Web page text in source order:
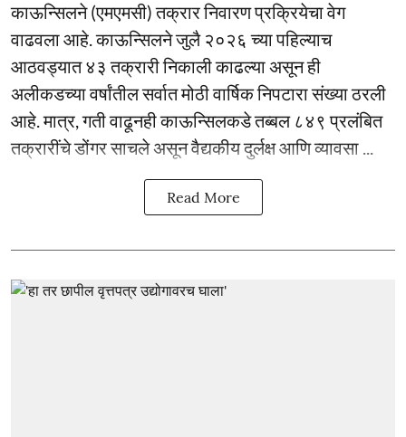
काऊन्सिलने (एमएमसी) तक्रार निवारण प्रक्रियेचा वेग
वाढवला आहे. काऊन्सिलने जुलै २०२६ च्या पहिल्याच
आठवड्यात ४३ तक्रारी निकाली काढल्या असून ही
अलीकडच्या वर्षांतील सर्वात मोठी वार्षिक निपटारा संख्या ठरली
आहे. मात्र, गती वाढूनही काऊन्सिलकडे तब्बल ८४९ प्रलंबित
तक्रारींचे डोंगर साचले असून वैद्यकीय दुर्लक्ष आणि व्यावसा ...
Read More